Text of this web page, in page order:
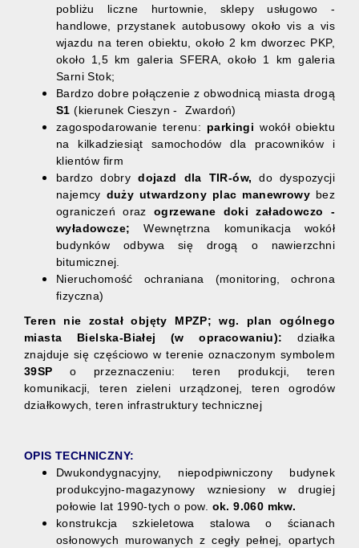
pobliżu liczne hurtownie, sklepy usługowo -
handlowe, przystanek autobusowy około vis a vis
wjazdu na teren obiektu, około 2 km dworzec PKP,
około 1,5 km galeria SFERA, około 1 km galeria
Sarni Stok;
Bardzo dobre połączenie z obwodnicą miasta drogą
S1 (kierunek Cieszyn - Zwardoń)
zagospodarowanie terenu: parkingi wokół obiektu
na kilkadziesiąt samochodów dla pracowników i
klientów firm
bardzo dobrydojazd dla TIR-ów, do dyspozycji
najemcy duży utwardzony plac manewrowy bez
ograniczeń oraz ogrzewane
doki załadowczo -
wyładowcze;Wewnętrzna komunikacja wokół
budynków odbywa się drogą o nawierzchni
bitumicznej.
Nieruchomość ochraniana (monitoring, ochrona
fizyczna)
Teren nie został objęty MPZP; wg. plan ogólnego
miasta Bielska-Białej (w opracowaniu):
działka
znajduje się częściowo w terenie oznaczonym symbolem
39SPo przeznaczeniu: teren produkcji, teren
komunikacji, teren zieleni urządzonej, teren ogrodów
działkowych, teren infrastruktury technicznej
OPIS TECHNICZNY:
Dwukondygnacyjny, niepodpiwniczony budynek
produkcyjno-magazynowy wzniesiony w drugiej
połowie lat 1990-tych o pow. ok. 9.060 mkw.
konstrukcja szkieletowa stalowa o ścianach
osłonowych murowanych z cegły pełnej, opartych